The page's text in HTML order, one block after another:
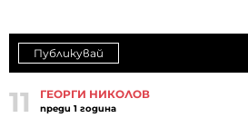
Публикувай
11 ГЕОРГИ НИКОЛОВ
преди 1 година